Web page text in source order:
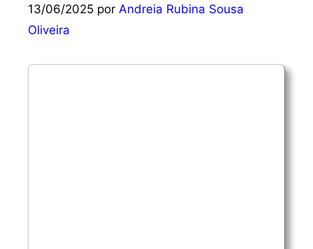
13/06/2025 por Andreia Rubina Sousa
Oliveira